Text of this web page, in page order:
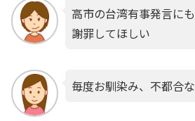
高市の台湾有事発言に
謝罪してほしい
毎度お馴染み、不都合